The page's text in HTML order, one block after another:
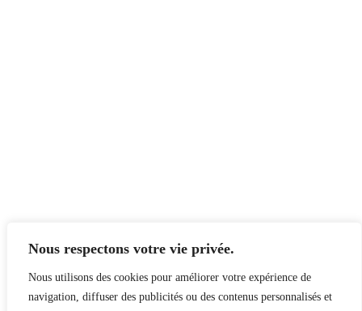
Nous respectons votre vie privée.
Nous utilisons des cookies pour améliorer votre expérience de
navigation, diffuser des publicités ou des contenus personnalisés et